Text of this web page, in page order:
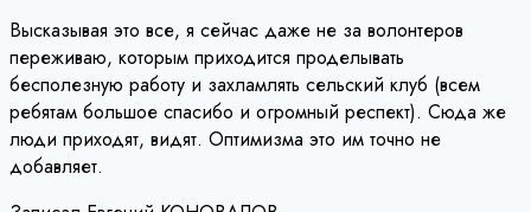
Высказывая это все, я сейчас даже не за волонтеров
переживаю, которым приходится проделывать
бесполезную работу и захламлять сельский клуб (всем
ребятам большое спасибо и огромный респект). Сюда же
люди приходят, видят. Оптимизма это им точно не
добавляет.